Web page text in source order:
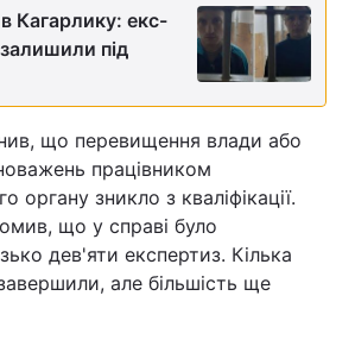
Кагарлику: екс-
під
що перевищення влади або
працівником
органу зникло з кваліфікації.
що у справі було
дев'яти експертиз. Кілька
але більшість ще